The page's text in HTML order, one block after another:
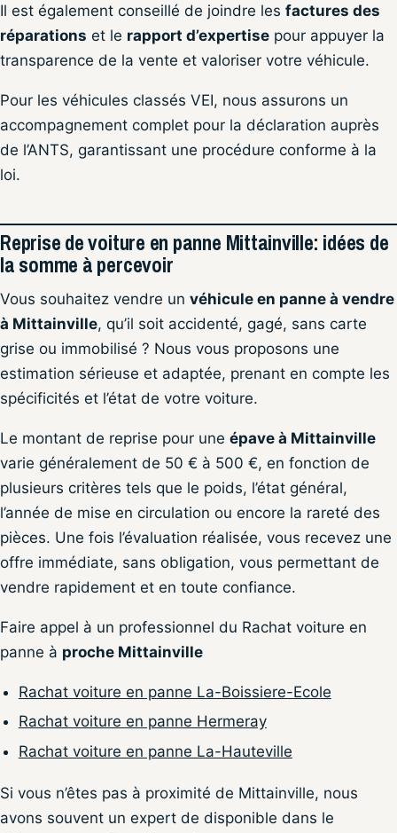
Il est également conseillé de joindre les factures des
réparations et le rapport d’expertise pour appuyer la
transparence de la vente et valoriser votre véhicule.
Pour les véhicules classés VEI, nous assurons un
accompagnement complet pour la déclaration auprès
de l’ANTS, garantissant une procédure conforme à la
loi.
Reprise de voiture en panne Mittainville: idées de
la somme à percevoir
Vous souhaitez vendre un véhicule en panne à vendre
à Mittainville, qu’il soit accidenté, gagé, sans carte
grise ou immobilisé ? Nous vous proposons une
estimation sérieuse et adaptée, prenant en compte les
spécificités et l’état de votre voiture.
Le montant de reprise pour une épave à Mittainville
varie généralement de 50 € à 500 €, en fonction de
plusieurs critères tels que le poids, l’état général,
l’année de mise en circulation ou encore la rareté des
pièces. Une fois l’évaluation réalisée, vous recevez une
offre immédiate, sans obligation, vous permettant de
vendre rapidement et en toute confiance.
Faire appel à un professionnel du Rachat voiture en
panne à proche Mittainville
Rachat voiture en panne La-Boissiere-Ecole
Rachat voiture en panne Hermeray
Rachat voiture en panne La-Hauteville
Si vous n’êtes pas à proximité de Mittainville, nous
avons souvent un expert de disponible dans le